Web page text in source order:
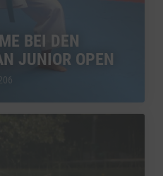
BEI DEN
JUNIOR OPEN